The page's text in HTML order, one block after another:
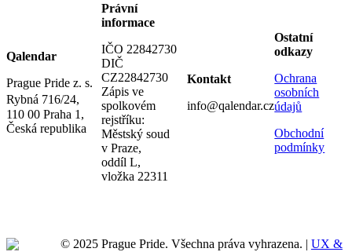
Qalendar
Prague Pride z. s.
Rybná 716/24,
110 00 Praha 1,
Česká republika
Právní
informace
IČO 22842730
DIČ
CZ22842730
Zápis ve
spolkovém
rejstříku:
Městský soud
v Praze,
oddíl L,
vložka 22311
Kontakt
info@qalendar.cz
Ostatní
odkazy
Ochrana
osobních
údajů
Obchodní
podmínky
© 2025 Prague Pride. Všechna práva vyhrazena. | UX &